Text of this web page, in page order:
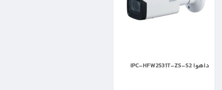
داهوا IPC-HFW2531T-ZS-S2